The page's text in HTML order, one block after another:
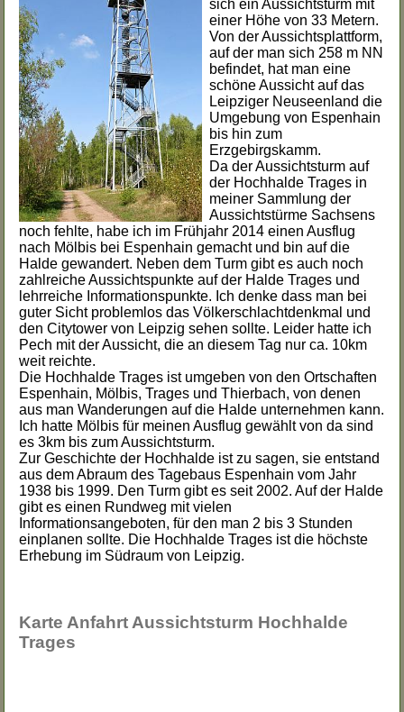
sich ein Aussichtsturm mit
einer Höhe von 33 Metern.
Von der Aussichtsplattform,
auf der man sich 258 m NN
befindet, hat man eine
schöne Aussicht auf das
Leipziger Neuseenland die
Umgebung von Espenhain
bis hin zum
Erzgebirgskamm.
Da der Aussichtsturm auf
der Hochhalde Trages in
meiner Sammlung der
Aussichtstürme Sachsens
noch fehlte, habe ich im Frühjahr 2014 einen Ausflug
nach Mölbis bei Espenhain gemacht und bin auf die
Halde gewandert. Neben dem Turm gibt es auch noch
zahlreiche Aussichtspunkte auf der Halde Trages und
lehrreiche Informationspunkte. Ich denke dass man bei
guter Sicht problemlos das Völkerschlachtdenkmal und
den Citytower von Leipzig sehen sollte. Leider hatte ich
Pech mit der Aussicht, die an diesem Tag nur ca. 10km
weit reichte.
Die Hochhalde Trages ist umgeben von den Ortschaften
Espenhain, Mölbis, Trages und Thierbach, von denen
aus man Wanderungen auf die Halde unternehmen kann.
Ich hatte Mölbis für meinen Ausflug gewählt von da sind
es 3km bis zum Aussichtsturm.
Zur Geschichte der Hochhalde ist zu sagen, sie entstand
aus dem Abraum des Tagebaus Espenhain vom Jahr
1938 bis 1999. Den Turm gibt es seit 2002. Auf der Halde
gibt es einen Rundweg mit vielen
Informationsangeboten, für den man 2 bis 3 Stunden
einplanen sollte. Die Hochhalde Trages ist die höchste
Erhebung im Südraum von Leipzig.
Karte Anfahrt Aussichtsturm Hochhalde
Trages